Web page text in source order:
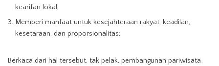
kearifan lokal;
Memberi manfaat untuk kesejahteraan rakyat, keadilan,
kesetaraan, dan proporsionalitas;
Berkaca dari hal tersebut, tak pelak, pembangunan pariwisata